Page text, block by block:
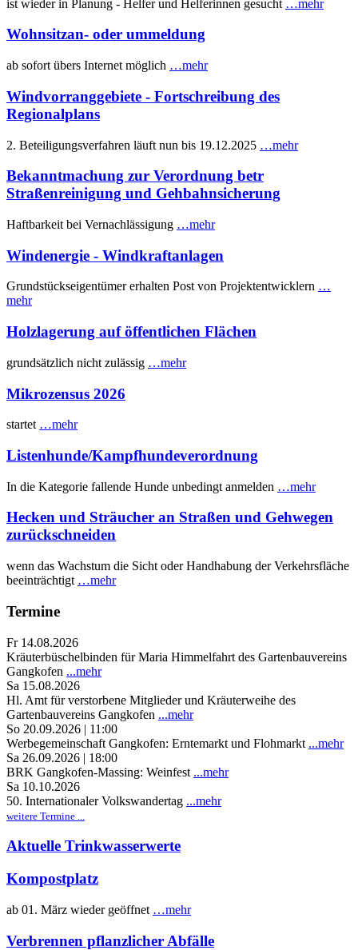
ist wieder in Planung - Helfer und Helferinnen gesucht …mehr
Wohnsitzan- oder ummeldung
ab sofort übers Internet möglich …mehr
Windvorranggebiete - Fortschreibung des
Regionalplans
2. Beteiligungsverfahren läuft nun bis 19.12.2025 …mehr
Bekanntmachung zur Verordnung betr
Straßenreinigung und Gehbahnsicherung
Haftbarkeit bei Vernachlässigung …mehr
Windenergie - Windkraftanlagen
Grundstückseigentümer erhalten Post von Projektentwicklern …
mehr
Holzlagerung auf öffentlichen Flächen
grundsätzlich nicht zulässig …mehr
Mikrozensus 2026
startet …mehr
Listenhunde/Kampfhundeverordnung
In die Kategorie fallende Hunde unbedingt anmelden …mehr
Hecken und Sträucher an Straßen und Gehwegen
zurückschneiden
wenn das Wachstum die Sicht oder Handhabung der Verkehrsfläche
beeinträchtigt …mehr
Termine
Fr 14.08.2026
Kräuterbüschelbinden für Maria Himmelfahrt des Gartenbauvereins
Gangkofen ...mehr
Sa 15.08.2026
Hl. Amt für verstorbene Mitglieder und Kräuterweihe des
Gartenbauvereins Gangkofen ...mehr
So 20.09.2026 | 11:00
Werbegemeinschaft Gangkofen: Erntemarkt und Flohmarkt ...mehr
Sa 26.09.2026 | 18:00
BRK Gangkofen-Massing: Weinfest ...mehr
Sa 10.10.2026
50. Internationaler Volkswandertag ...mehr
weitere Termine ...
Aktuelle Trinkwasserwerte
Kompostplatz
ab 01. März wieder geöffnet …mehr
Verbrennen pflanzlicher Abfälle